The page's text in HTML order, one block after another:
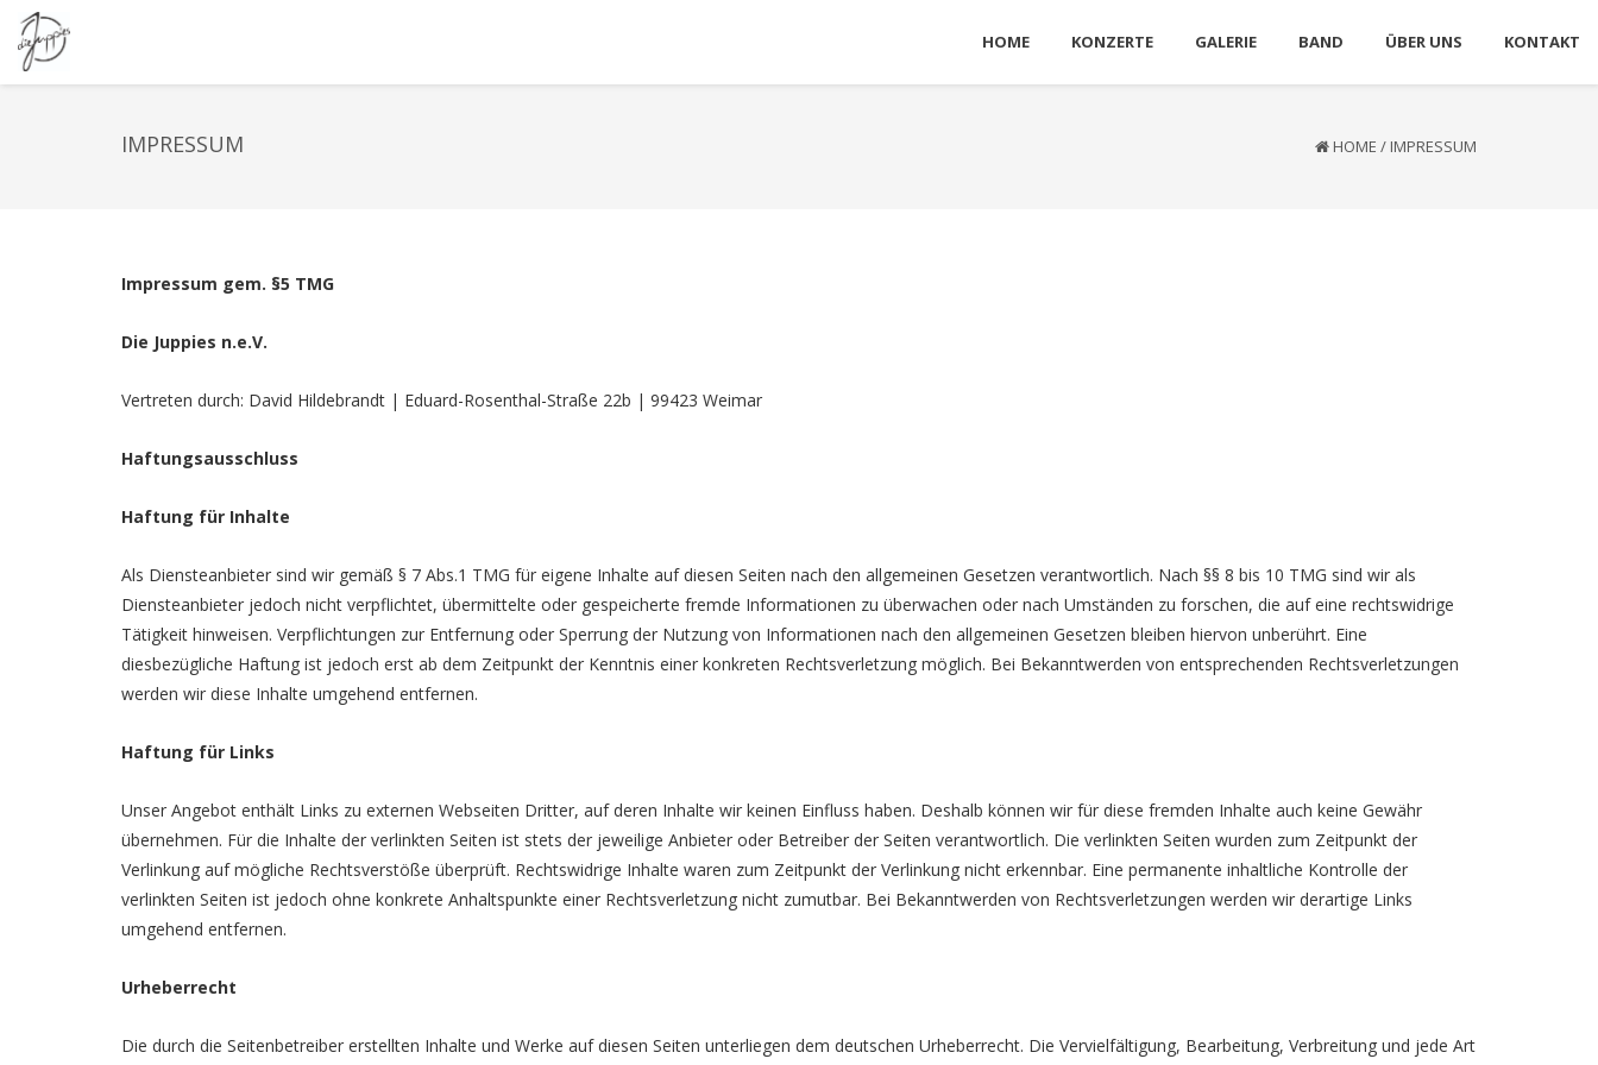
HOME KONZERTE GALERIE BAND ÜBER UNS KONTAKT
IMPRESSUM HOME / IMPRESSUM
Impressum gem. §5 TMG
Die Juppies n.e.V.
Vertreten durch: David Hildebrandt | Eduard-Rosenthal-Straße 22b | 99423 Weimar
Haftungsausschluss
Haftung für Inhalte
Als Diensteanbieter sind wir gemäß § 7 Abs.1 TMG für eigene Inhalte auf diesen Seiten nach den allgemeinen Gesetzen verantwortlich. Nach §§ 8 bis 10 TMG sind wir als
Diensteanbieter jedoch nicht verpflichtet, übermittelte oder gespeicherte fremde Informationen zu überwachen oder nach Umständen zu forschen, die auf eine rechtswidrige
Tätigkeit hinweisen. Verpflichtungen zur Entfernung oder Sperrung der Nutzung von Informationen nach den allgemeinen Gesetzen bleiben hiervon unberührt. Eine
diesbezügliche Haftung ist jedoch erst ab dem Zeitpunkt der Kenntnis einer konkreten Rechtsverletzung möglich. Bei Bekanntwerden von entsprechenden Rechtsverletzungen
werden wir diese Inhalte umgehend entfernen.
Haftung für Links
Unser Angebot enthält Links zu externen Webseiten Dritter, auf deren Inhalte wir keinen Einfluss haben. Deshalb können wir für diese fremden Inhalte auch keine Gewähr
übernehmen. Für die Inhalte der verlinkten Seiten ist stets der jeweilige Anbieter oder Betreiber der Seiten verantwortlich. Die verlinkten Seiten wurden zum Zeitpunkt der
Verlinkung auf mögliche Rechtsverstöße überprüft. Rechtswidrige Inhalte waren zum Zeitpunkt der Verlinkung nicht erkennbar. Eine permanente inhaltliche Kontrolle der
verlinkten Seiten ist jedoch ohne konkrete Anhaltspunkte einer Rechtsverletzung nicht zumutbar. Bei Bekanntwerden von Rechtsverletzungen werden wir derartige Links
umgehend entfernen.
Urheberrecht
Die durch die Seitenbetreiber erstellten Inhalte und Werke auf diesen Seiten unterliegen dem deutschen Urheberrecht. Die Vervielfältigung, Bearbeitung, Verbreitung und jede Art